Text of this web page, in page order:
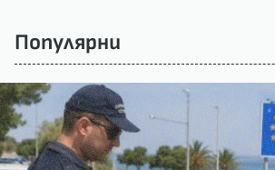
Популярни